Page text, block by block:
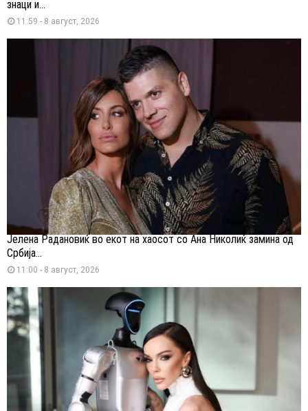
знаци и...
11:59 - 8 август, 2026
Јелена Радановиќ во екот на хаосот со Ана Николиќ замина од
Србија...
11:00 - 8 август, 2026